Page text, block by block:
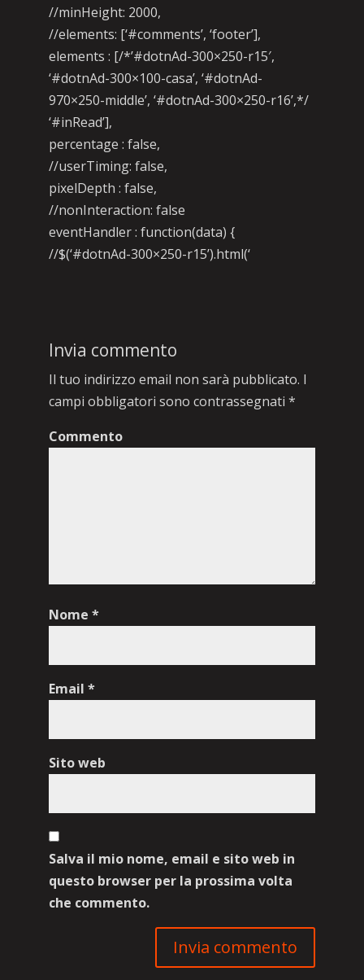
//minHeight: 2000,
//elements: [‘#comments’, ‘footer’],
elements : [/*’#dotnAd-300×250-r15′,
‘#dotnAd-300×100-casa’, ‘#dotnAd-
970×250-middle’, ‘#dotnAd-300×250-r16’,*/
‘#inRead’],
percentage : false,
//userTiming: false,
pixelDepth : false,
//nonInteraction: false
eventHandler : function(data) {
//$(‘#dotnAd-300×250-r15’).html(‘
Invia commento
Il tuo indirizzo email non sarà pubblicato. I
campi obbligatori sono contrassegnati *
Commento
Nome *
Email *
Sito web
Salva il mio nome, email e sito web in
questo browser per la prossima volta
che commento.